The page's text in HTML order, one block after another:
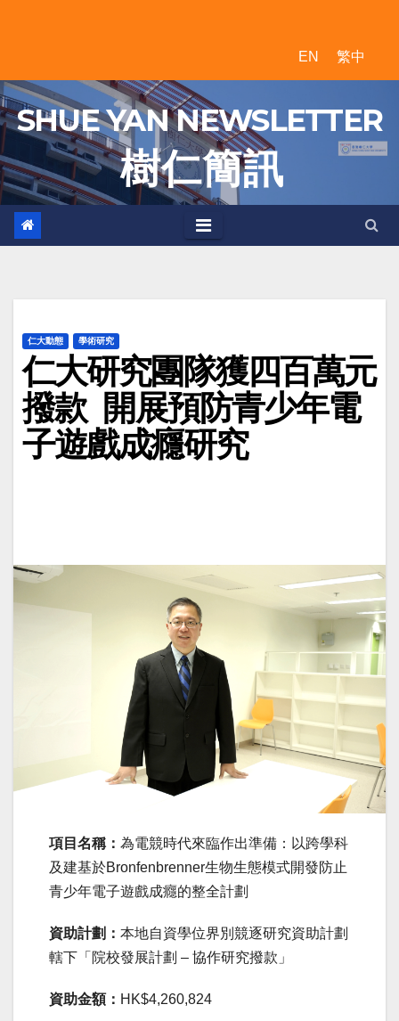
EN 繁中
SHUE YAN NEWSLETTER
樹 仁 簡 訊
仁大動態 學術研究
仁大研究團隊獲四百萬元
撥款 開展預防青少年電
子遊戲成癮研究
項目名稱： 為電競時代來臨作出準備：以跨學科
及建基於Bronfenbrenner生物生態模式開發防止
青少年電子遊戲成癮的整全計劃
資助計劃： 本地自資學位界別競逐研究資助計劃
轄下「院校發展計劃 – 協作研究撥款」
資助金額： HK$4,260,824